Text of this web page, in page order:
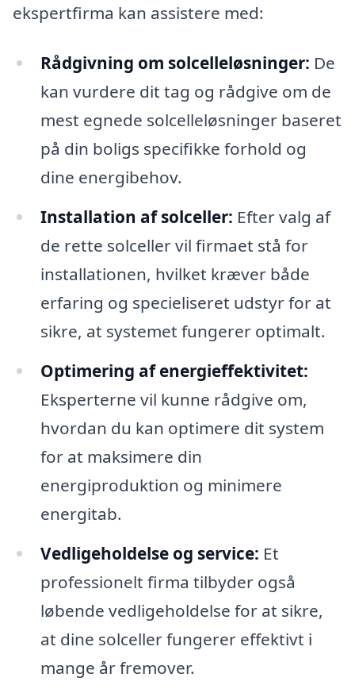
ekspertfirma kan assistere med:
Rådgivning om solcelleløsninger: De
kan vurdere dit tag og rådgive om de
mest egnede solcelleløsninger baseret
på din boligs specifikke forhold og
dine energibehov.
Installation af solceller: Efter valg af
de rette solceller vil firmaet stå for
installationen, hvilket kræver både
erfaring og specieliseret udstyr for at
sikre, at systemet fungerer optimalt.
Optimering af energieffektivitet:
Eksperterne vil kunne rådgive om,
hvordan du kan optimere dit system
for at maksimere din
energiproduktion og minimere
energitab.
Vedligeholdelse og service: Et
professionelt firma tilbyder også
løbende vedligeholdelse for at sikre,
at dine solceller fungerer effektivt i
mange år fremover.